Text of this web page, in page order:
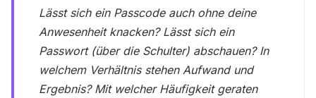
Lässt sich ein Passcode auch ohne deine
Anwesenheit knacken? Lässt sich ein
Passwort (über die Schulter) abschauen? In
welchem Verhältnis stehen Aufwand und
Ergebnis? Mit welcher Häufigkeit geraten